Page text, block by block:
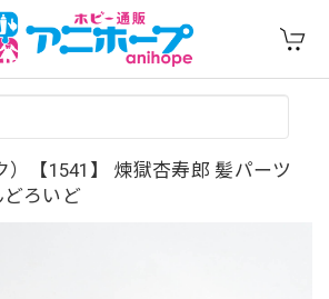
）【1541】 煉獄杏寿郎 髪パーツ
ろいど